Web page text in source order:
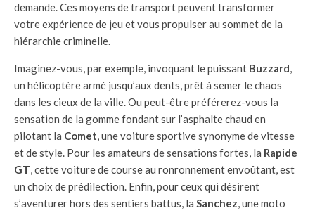
demande. Ces moyens de transport peuvent transformer
votre expérience de jeu et vous propulser au sommet de la
hiérarchie criminelle.
Imaginez-vous, par exemple, invoquant le puissant Buzzard,
un hélicoptère armé jusqu’aux dents, prêt à semer le chaos
dans les cieux de la ville. Ou peut-être préférerez-vous la
sensation de la gomme fondant sur l’asphalte chaud en
pilotant la Comet, une voiture sportive synonyme de vitesse
et de style. Pour les amateurs de sensations fortes, la Rapide
GT, cette voiture de course au ronronnement envoûtant, est
un choix de prédilection. Enfin, pour ceux qui désirent
s’aventurer hors des sentiers battus, la Sanchez, une moto